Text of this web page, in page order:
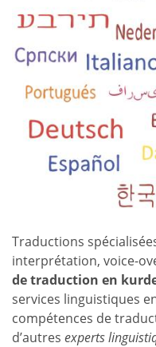
Traductions
interprétation, voice-
de traduction en
services linguistiques
compétences de
d’autres experts